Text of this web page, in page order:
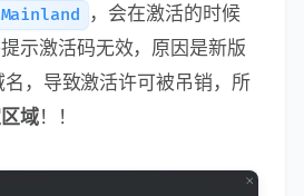
，会在激活的时候
示激活码无效，原因是新版
名，导致激活许可被吊销，所
域！！